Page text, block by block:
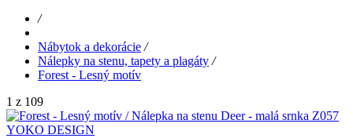
/
Nábytok a dekorácie /
Nálepky na stenu, tapety a plagáty /
Forest - Lesný motív
1 z 109
YOKO DESIGN